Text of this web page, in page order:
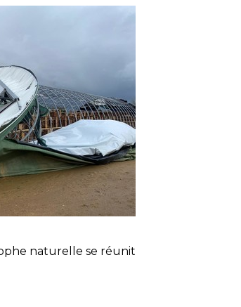
naturelle se réunit